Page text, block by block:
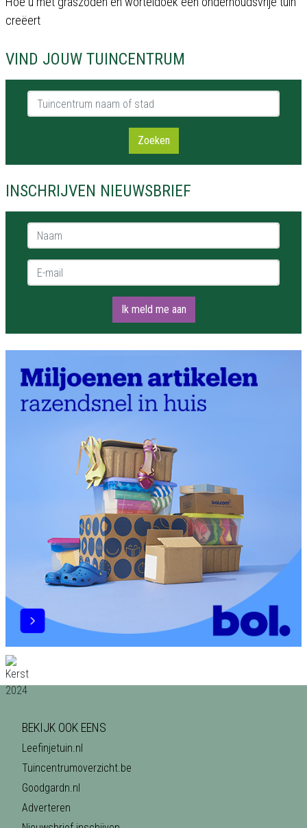
creëert
VIND JOUW TUINCENTRUM
Tuincentrum naam of stad
Zoeken
INSCHRIJVEN NIEUWSBRIEF
Naam *
E-mail *
Ik meld me aan
BEKIJK OOK EENS
Leefinjetuin.nl
Tuincentrumoverzicht.be
Goodgardn.nl
Adverteren